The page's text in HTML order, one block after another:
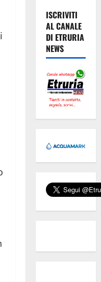
ISCRIVITI
AL CANALE
DI ETRURIA
NEWS